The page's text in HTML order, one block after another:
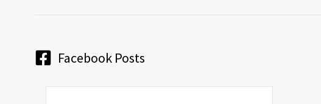
Facebook Posts